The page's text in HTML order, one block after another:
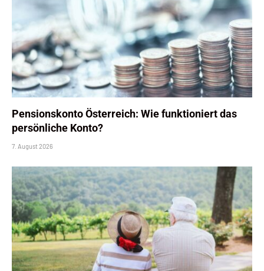
Pensionskonto Österreich: Wie funktioniert das
persönliche Konto?
7. August 2026